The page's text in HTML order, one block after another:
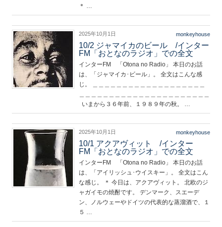
＊ …
2025年10月1日 monkeyhouse
10/2 ジャマイカのビール /インター
FM「おとなのラジオ」での全文
インターFM 「Otona no Radio」 本日のお話
は、「ジャマイカ･ビール」。 全文はこんな感
じ。 ＿＿＿＿＿＿＿＿＿＿＿＿＿＿＿＿＿＿＿
いまから３６年前、１９８９年の秋。 …
2025年10月1日 monkeyhouse
10/1 アクアヴィット /インター
FM「おとなのラジオ」での全文
インターFM 「Otona no Radio」 本日のお話
は、「アイリッシュ･ウイスキー」。 全文はこん
な感じ。 ＊ 今日は、アクアヴィット。 北欧のジ
ャガイモの焼酎です。 デンマーク、スエーデ
ン、ノルウェーやドイツの代表的な蒸溜酒で、１
５ …